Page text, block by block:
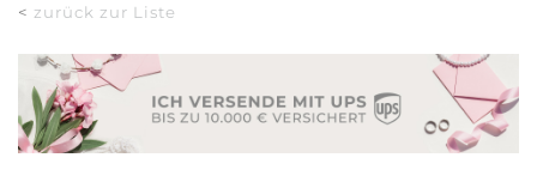
< zurück zur Liste